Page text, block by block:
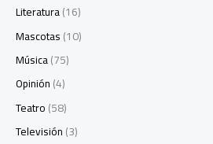
Literatura(16)
Mascotas(10)
Música(75)
Opinión(4)
Teatro(58)
Televisión(3)